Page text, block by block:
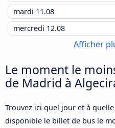
mardi 11.08
mercredi 12.08
Afficher
Le moment le
de Madrid à
Trouvez ici quel jour et à
disponible le billet de bus le